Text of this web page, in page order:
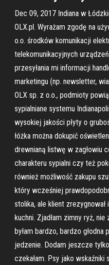
Dec 09, 2017 Indiana w
OLX.pl. Wyrażam zgodę na
o.o. środków komunikacji
telekomunikacyjnych
przesyłania mi informacji
marketingu (np. newsletter,
OLX sp. z o.o., podmioty
sypialniane systemu
wysokiej jakości płyty o
łóżka można dokupić
drewnianą listwę w zagłowiu
charakteru sypialni czy też
również możliwość zakupu
który wcześniej
stolika, ale klient
kuchni. Zjadłam zimny ryż,
byłam bardzo, bardzo głodna
jedzenie. Dodam jeszcze
czekałam. Psy jako wskaźniki